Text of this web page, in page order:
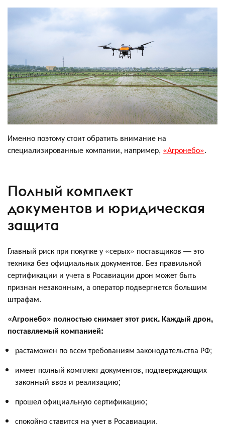
Именно поэтому стоит обратить внимание на
специализированные компании, например, «Агронебо».
Полный комплект
документов и юридическая
защита
Главный риск при покупке у «серых» поставщиков — это
техника без официальных документов. Без правильной
сертификации и учета в Росавиации дрон может быть
признан незаконным, а оператор подвергнется большим
штрафам.
«Агронебо» полностью снимает этот риск. Каждый дрон,
поставляемый компанией:
растаможен по всем требованиям законодательства РФ;
имеет полный комплект документов, подтверждающих
законный ввоз и реализацию;
прошел официальную сертификацию;
спокойно ставится на учет в Росавиации.